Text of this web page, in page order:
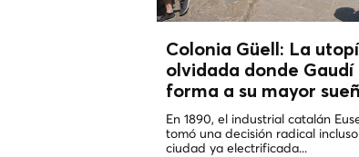
Colonia Güell: La
olvidada donde Gaudí
forma a su mayor
En 1890, el industrial catalán
tomó una decisión radical
ciudad ya electrificada...